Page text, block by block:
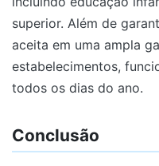
superior. Além de
aceita em uma ampla
estabelecimentos,
todos os dias do ano.
Conclusão